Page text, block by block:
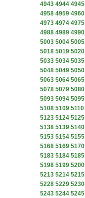
4943 4944 4945
4958 4959 4960
4973 4974 4975
4988 4989 4990
5003 5004 5005
5018 5019 5020
5033 5034 5035
5048 5049 5050
5063 5064 5065
5078 5079 5080
5093 5094 5095
5108 5109 5110
5123 5124 5125
5138 5139 5140
5153 5154 5155
5168 5169 5170
5183 5184 5185
5198 5199 5200
5213 5214 5215
5228 5229 5230
5243 5244 5245